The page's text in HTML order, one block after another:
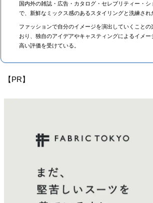
国内外の雑誌・広告・カタログ・セレブリティー・
で、新鮮なミックス感のあるスタイリングと洗練され
ファッションで自分のイメージを演出していくこと
おり、独自のアイデアやキャスティングによるイメ
高い評価を受けている。
【PR】